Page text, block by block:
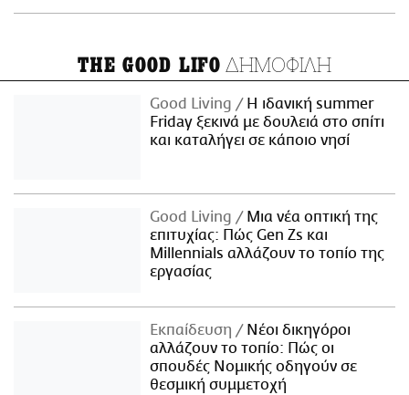
THE GOOD LIFO ΔΗΜΟΦΙΛΗ
Good Living
Η ιδανική summer
Friday ξεκινά με δουλειά στο σπίτι
και καταλήγει σε κάποιο νησί
Good Living
Μια νέα οπτική της
επιτυχίας: Πώς Gen Zs και
Millennials αλλάζουν το τοπίο της
εργασίας
Εκπαίδευση
Νέοι δικηγόροι
αλλάζουν το τοπίο: Πώς οι
σπουδές Νομικής οδηγούν σε
θεσμική συμμετοχή